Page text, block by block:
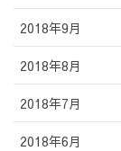
2018年9月
2018年8月
2018年7月
2018年6月